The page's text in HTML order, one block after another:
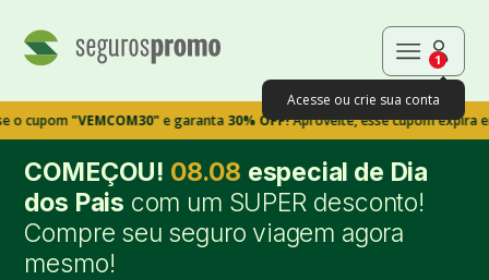
1
Acesse ou crie sua conta
"VEMCOM30"e garanta30% OFF!Aproveite, esse cupom expira em
COMEÇOU! 08.08 especial de Dia
dos Pais com um SUPER desconto!
Compre seu seguro viagem agora
mesmo!